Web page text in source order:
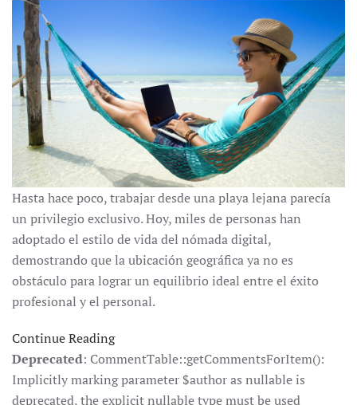
Hasta hace poco, trabajar desde una playa lejana parecía
un privilegio exclusivo. Hoy, miles de personas han
adoptado el estilo de vida del nómada digital,
demostrando que la ubicación geográfica ya no es
obstáculo para lograr un equilibrio ideal entre el éxito
profesional y el personal.
Continue Reading
Deprecated: CommentTable::getCommentsForItem():
Implicitly marking parameter $author as nullable is
deprecated, the explicit nullable type must be used